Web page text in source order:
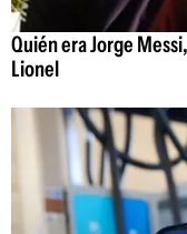
Quién era Jorge
Lionel